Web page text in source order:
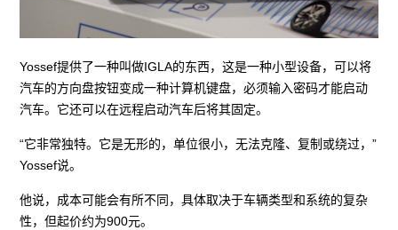
Yossef提供了一种叫做IGLA的东西，这是一种小型设备，可以将
汽车的方向盘按钮变成一种计算机键盘，必须输入密码才能启动
汽车。它还可以在远程启动汽车后将其固定。
“它非常独特。它是无形的，单位很小，无法克隆、复制或绕过，”
Yossef说。
他说，成本可能会有所不同，具体取决于车辆类型和系统的复杂
性，但起价约为900元。